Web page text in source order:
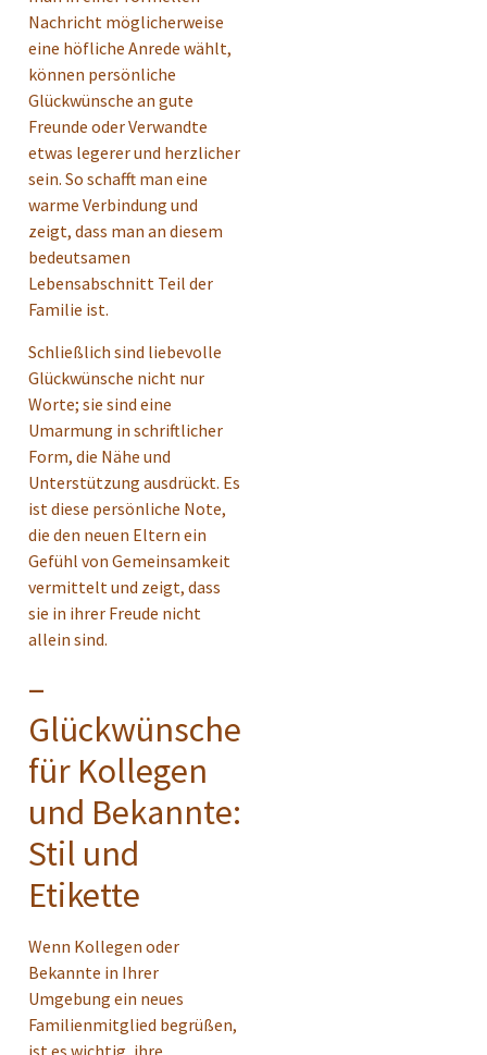
Nachricht möglicherweise
eine höfliche Anrede wählt,
können persönliche
Glückwünsche an gute
Freunde oder Verwandte
etwas legerer und herzlicher
sein. So schafft man eine
warme Verbindung und
zeigt, dass man an diesem
bedeutsamen
Lebensabschnitt Teil der
Familie ist.
Schließlich sind liebevolle
Glückwünsche nicht nur
Worte; sie sind eine
Umarmung in schriftlicher
Form, die Nähe und
Unterstützung ausdrückt. Es
ist diese persönliche Note,
die den neuen Eltern ein
Gefühl von Gemeinsamkeit
vermittelt und zeigt, dass
sie in ihrer Freude nicht
allein sind.
–
Glückwünsche
für Kollegen
und Bekannte:
Stil und
Etikette
Wenn Kollegen oder
Bekannte in Ihrer
Umgebung ein neues
Familienmitglied begrüßen,